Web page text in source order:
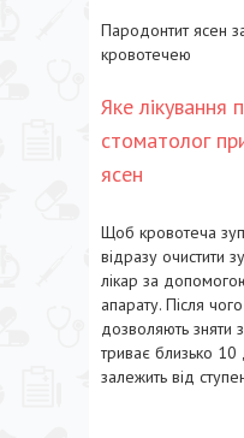
Пародонтит ясен
кровотечею
Яке лікування
стоматолог
ясен
Щоб кровотеча
відразу очистити
лікар за
апарату. Після
дозволяють зняти
триває близько 10
залежить від